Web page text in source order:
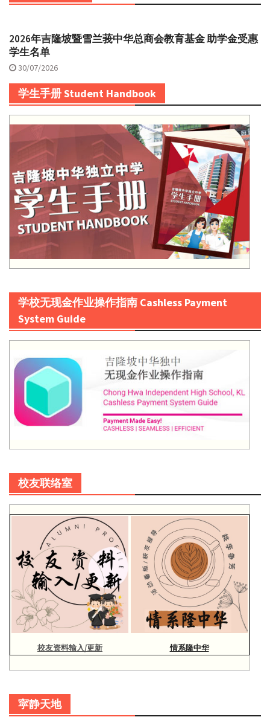
2026年吉隆坡暨雪兰莪中华总商会教育基金 助学金受惠
学生名单
30/07/2026
学生手册 Student Handbook
学校无现金作业操作指南 Cashless Payment
System Guide
校友联络室
校友资料输入/更新 情系隆中华
寜静天地